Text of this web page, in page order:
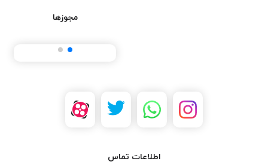
مجوزها
اطلاعات تماس